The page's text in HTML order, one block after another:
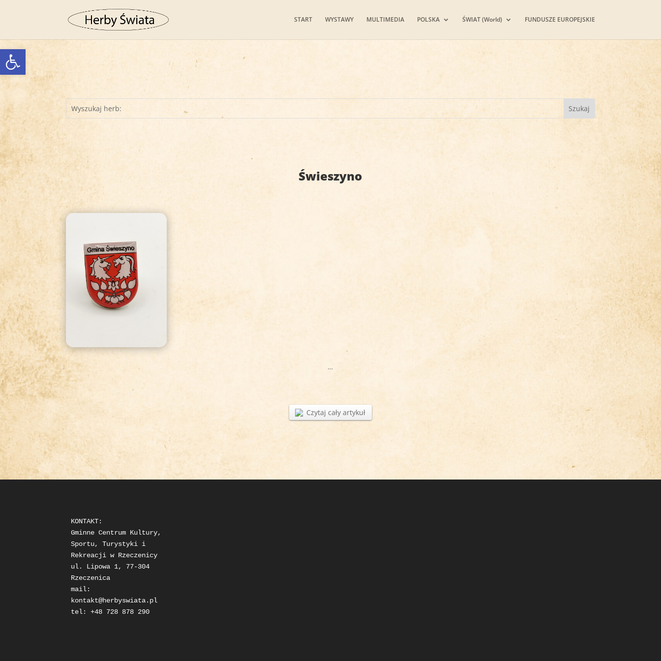
Otwórz pasek narzędzi
START WYSTAWY MULTIMEDIA POLSKA ŚWIAT (World) FUNDUSZE EUROPEJSKIE
Świeszyno
…
Czytaj cały artykuł
KONTAKT:
Gminne Centrum Kultury,
Sportu, Turystyki i
Rekreacji w Rzeczenicy
ul. Lipowa 1, 77-304
Rzeczenica
kontakt@herbyswiata.pl
tel: +48 728 878 290